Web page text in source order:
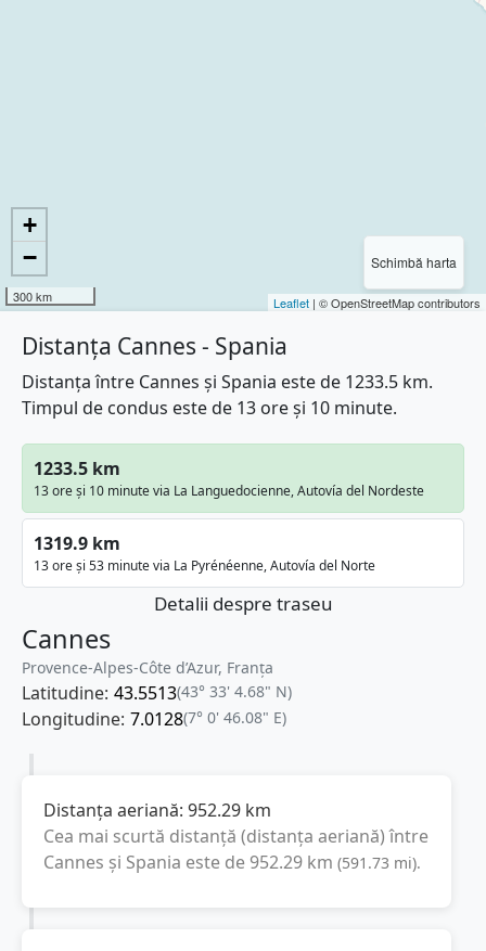
Schimbă harta
+
−
300 km Leaflet | © OpenStreetMap contributors
Distanța Cannes - Spania
Distanța între Cannes și Spania este de 1233.5 km.
Timpul de condus este de 13 ore și 10 minute.
1233.5 km
13 ore și 10 minute via La Languedocienne, Autovía del Nordeste
1319.9 km
13 ore și 53 minute via La Pyrénéenne, Autovía del Norte
Detalii despre traseu
Cannes
Provence-Alpes-Côte d’Azur, Franţa
Latitudine: 43.5513(43° 33' 4.68" N)
Longitudine: 7.0128(7° 0' 46.08" E)
Distanța aeriană: 952.29 km
Cea mai scurtă distanță (distanța aeriană) între
Cannes și Spania este de 952.29 km (591.73 mi).